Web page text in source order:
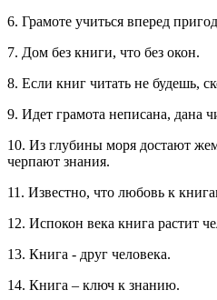
6. Грамоте учиться вперед
7. Дом без книги, что без окон.
8. Если книг читать не будешь,
9. Идет грамота неписана, дана
10. Из глубины моря достают
черпают знания.
11. Известно, что любовь к
12. Испокон века книга растит
13. Книга - друг человека.
14. Книга – ключ к знанию.